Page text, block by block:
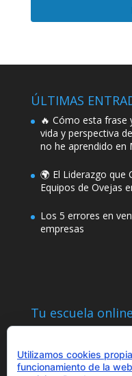
ÚLTIMAS
🔥 Cómo esta frase
vida y perspectiva
no he aprendido en
🌍 El Liderazgo que
Equipos de Ovejas
Los 5 errores en
empresas
Tu escuela online
Utilizamos cookies
funcionamiento de la